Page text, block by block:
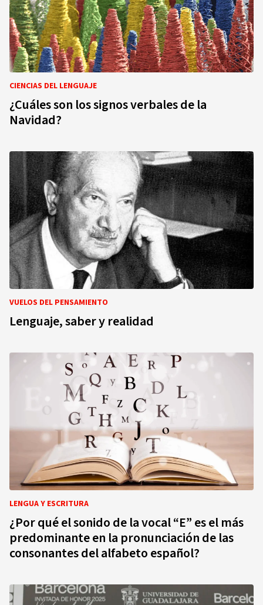
CIENCIAS DEL LENGUAJE
¿Cuáles son los signos verbales de la
Navidad?
VUELOS DEL PENSAMIENTO
Lenguaje, saber y realidad
LENGUA Y ESCRITURA
¿Por qué el sonido de la vocal “E” es el más
predominante en la pronunciación de las
consonantes del alfabeto español?